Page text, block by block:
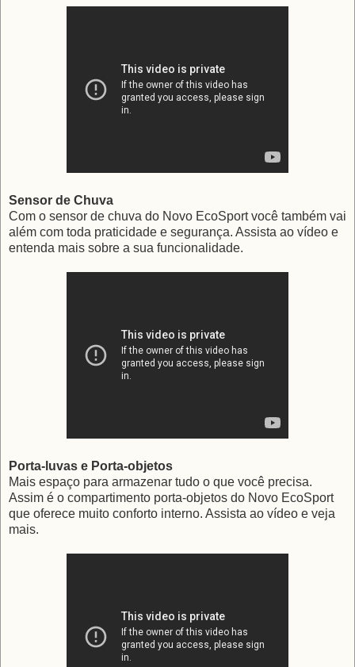
Sensor de Chuva
Com o sensor de chuva do Novo EcoSport você também vai
além com toda praticidade e segurança. Assista ao vídeo e
entenda mais sobre a sua funcionalidade.
Porta-luvas e Porta-objetos
Mais espaço para armazenar tudo o que você precisa.
Assim é o compartimento porta-objetos do Novo EcoSport
que oferece muito conforto interno. Assista ao vídeo e veja
mais.